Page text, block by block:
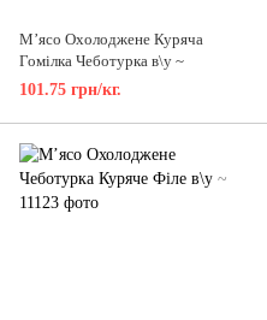
М’ясо Охолоджене Куряча
Гомілка Чеботурка в\у ~
101.75 грн/кг.